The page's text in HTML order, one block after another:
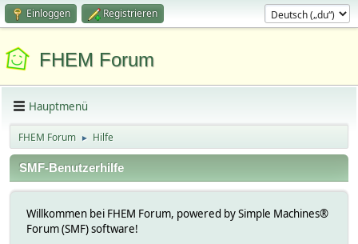
Einloggen Registrieren
FHEM Forum
Hauptmenü
FHEM Forum ► Hilfe
SMF-Benutzerhilfe
Willkommen bei FHEM Forum, powered by Simple Machines®
Forum (SMF) software!